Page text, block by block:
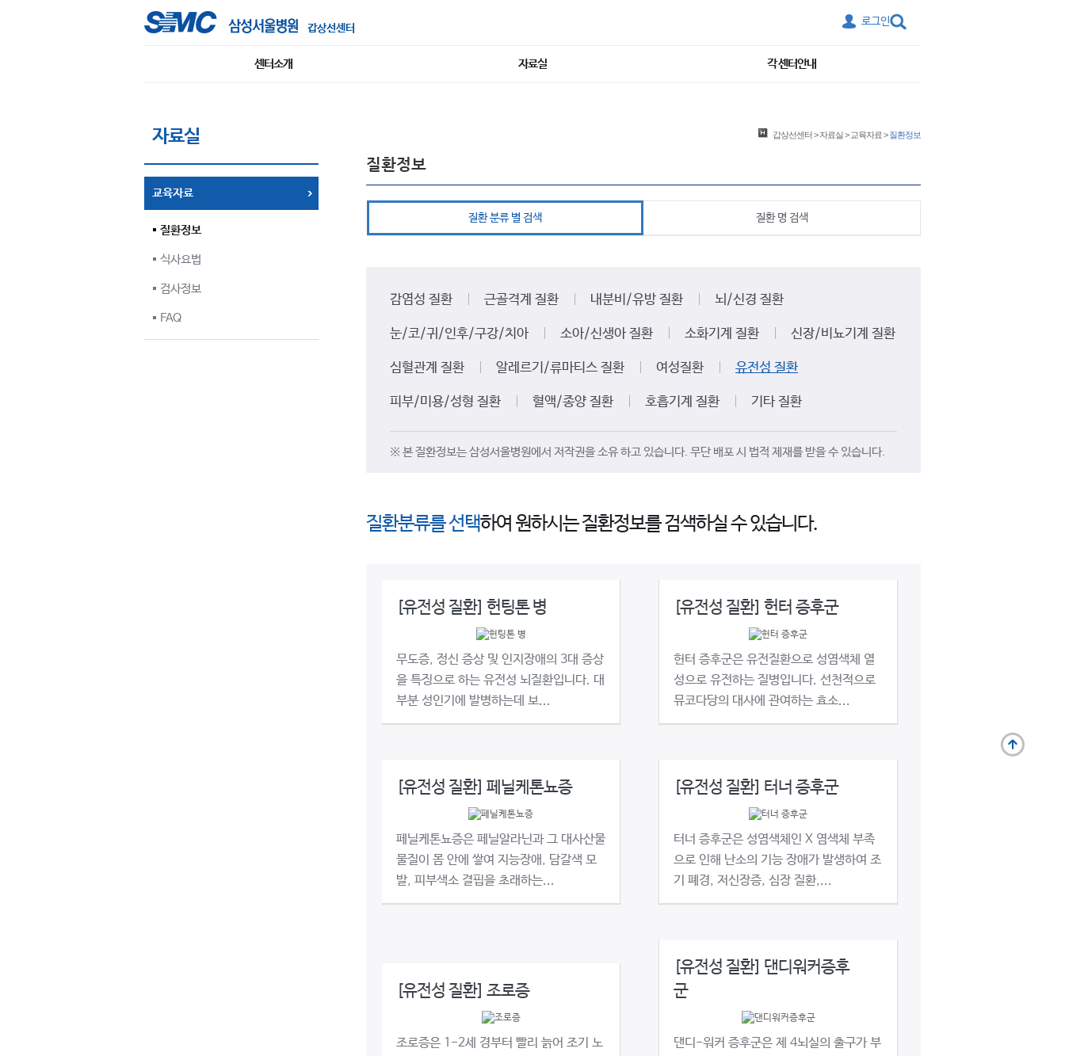
갑상선센터
로그인
센터소개 자료실 각 센터안내
자료실
교육자료
질환정보
식사요법
검사정보
FAQ
갑상선센터>자료실> 교육자료 >질환정보
질환정보
질환 분류 별 검색 질환 명 검색
감염성 질환 근골격계 질환 내분비/유방 질환 뇌/신경 질환
눈/코/귀/인후/구강/치아 소아/신생아 질환 소화기계 질환 신장/비뇨기계 질환
심혈관계 질환 알레르기/류마티스 질환 여성질환 유전성 질환
피부/미용/성형 질환 혈액/종양 질환 호흡기계 질환 기타 질환
※ 본 질환정보는 삼성서울병원에서 저작권을 소유 하고 있습니다. 무단 배포 시 법적 제재를 받을 수 있습니다.
질환분류를 선택하여 원하시는 질환정보를 검색하실 수 있습니다.
[유전성 질환] 헌팅톤 병
무도증, 정신 증상 및 인지장애의 3대 증상
을 특징으로 하는 유전성 뇌질환입니다. 대
부분 성인기에 발병하는데 보...
[유전성 질환] 헌터 증후군
헌터 증후군은 유전질환으로 성염색체 열
성으로 유전하는 질병입니다. 선천적으로
뮤코다당의 대사에 관여하는 효소...
[유전성 질환] 페닐케톤뇨증
페닐케톤뇨증은 페닐알라닌과 그 대사산물
물질이 몸 안에 쌓여 지능장애, 담갈색 모
발, 피부색소 결핍을 초래하는...
[유전성 질환] 터너 증후군
터너 증후군은 성염색체인 X 염색체 부족
으로 인해 난소의 기능 장애가 발생하여 조
기 폐경, 저신장증, 심장 질환,...
[유전성 질환] 댄디워커증후
군
댄디-워커 증후군은 제 4뇌실의 출구가 부
[유전성 질환] 조로증
조로증은 1-2세 경부터 빨리 늙어 조기 노